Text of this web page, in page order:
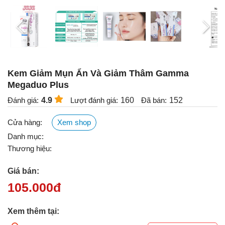
Kem Giảm Mụn Ẩn Và Giảm Thâm Gamma
Megaduo Plus
Đánh giá: 4.9 Lượt đánh giá: 160 Đã bán: 152
Cửa hàng:
Xem shop
Danh mục:
Thương hiệu:
Giá bán:
105.000đ
Xem thêm tại: